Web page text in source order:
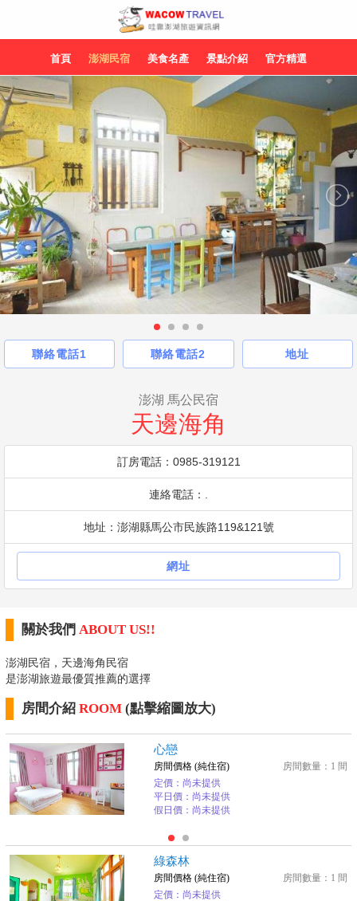
首頁 澎湖民宿 美食名產 景點介紹 官方精選
聯絡電話1 聯絡電話2 地址
澎湖 馬公民宿
天邊海角
訂房電話：0985-319121
連絡電話：.
地址：澎湖縣馬公市民族路119&121號
網址
關於我們 ABOUT US!!
澎湖民宿，天邊海角民宿
是澎湖旅遊最優質推薦的選擇
房間介紹 ROOM (點擊縮圖放大)
心戀
房間數量：1 間
房間價格 (純住宿)
定價：尚未提供
平日價：尚未提供
假日價：尚未提供
綠森林
房間數量：1 間
房間價格 (純住宿)
定價：尚未提供